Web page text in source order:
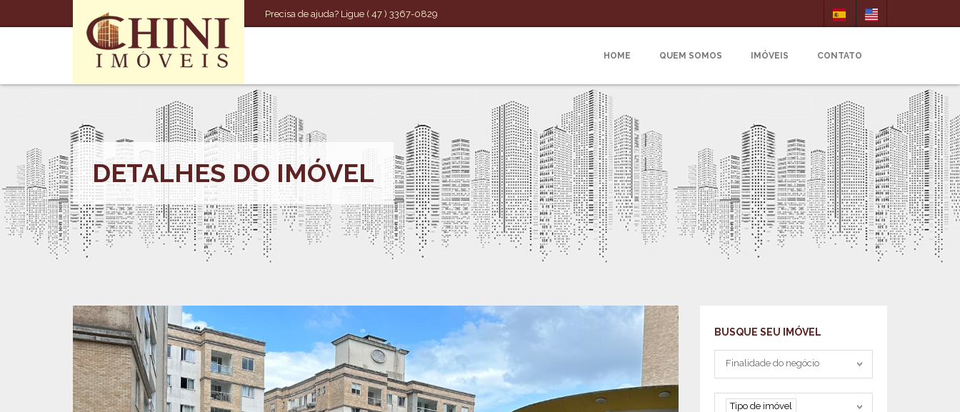
Precisa de ajuda? Ligue ( 47 ) 3367-0829
HOME QUEM SOMOS IMÓVEIS CONTATO
DETALHES DO IMÓVEL
BUSQUE SEU IMÓVEL
Tipo negociação
Finalidade do negócio
Tipo de imóvel
Tipo de imóvel